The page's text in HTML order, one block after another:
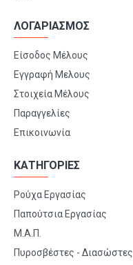
ΛΟΓΑΡΙΑΣΜΟΣ
Είσοδος Μέλους
Εγγραφή Μελους
Στοιχεία Μέλους
Παραγγελίες
Επικοινωνία
ΚΑΤΗΓΟΡΙΕΣ
Ρούχα Εργασίας
Παπούτσια Εργασίας
Μ.Α.Π.
Πυροσβέστες - Διασώστες